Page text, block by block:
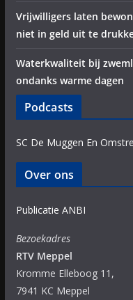
Vrijwilligers laten
niet in geld uit te
Waterkwaliteit bij
ondanks warme dagen
Podcasts
SC De Muggen En
Over ons
Publicatie ANBI
Bezoekadres
RTV Meppel
Kromme Elleboog 11,
7941 KC Meppel